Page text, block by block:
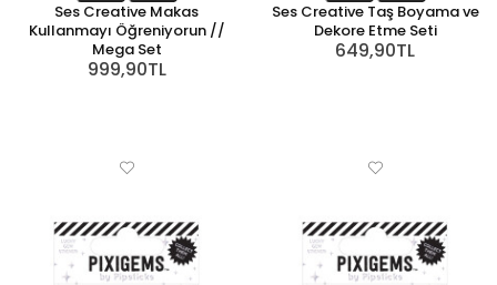
Ses Creative Makas
Kullanmayı Öğreniyorun //
Mega Set
999,90TL
Ses Creative Taş Boyama ve
Dekore Etme Seti
649,90TL